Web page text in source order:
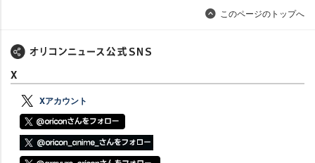
このページのトップへ
X
Xアカウント